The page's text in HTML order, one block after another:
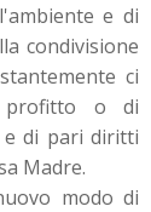
e di
condivisione
ci
profitto o di
e di pari diritti
Madre.
modo di